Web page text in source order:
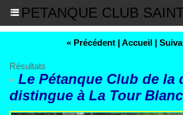
PETANQUE CLUB
« Précédent | Accueil |
Résultats
Le Pétanque Club de la
distingue à La Tour